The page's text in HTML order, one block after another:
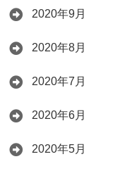
2020年9月
2020年8月
2020年7月
2020年6月
2020年5月